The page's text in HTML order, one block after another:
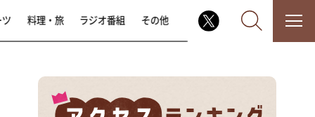
料理・旅 ラジオ番組 その他